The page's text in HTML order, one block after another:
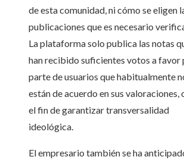
de esta comunidad, ni cómo se eligen
publicaciones que es necesario
La plataforma solo publica las notas
han recibido suficientes votos a favor
parte de usuarios que habitualmente
están de acuerdo en sus valoraciones,
el fin de garantizar transversalidad
ideológica.
El empresario también se ha